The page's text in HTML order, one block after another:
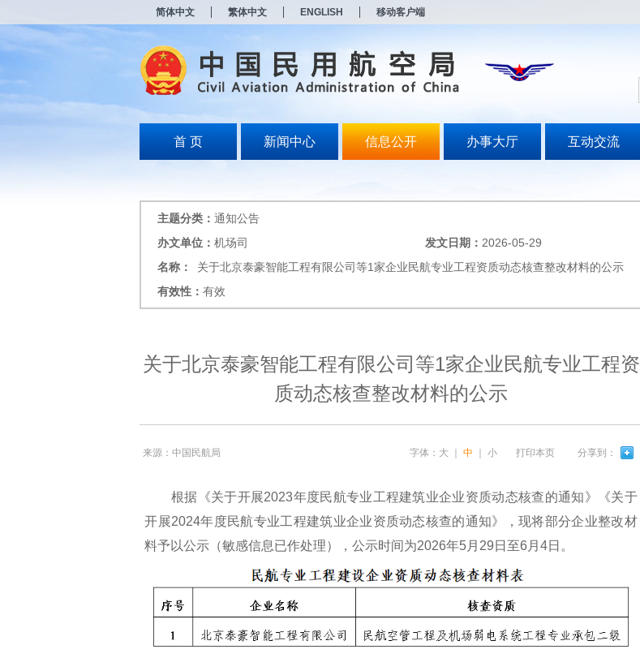
简体中文 繁体中文 ENGLISH 移动客户端
首 页 新闻中心 信息公开 办事大厅 互动交流
主题分类： 通知公告
办文单位： 机场司 发文日期： 2026-05-29
名称：
关于北京泰豪智能工程有限公司等1家企业民航专业工程资质动态核查整改材料的公示
有效性： 有效
关于北京泰豪智能工程有限公司等1家企业民航专业工程资
质动态核查整改材料的公示
来源：中国民航局 字体： 大 中 小 打印本页 分享到：
根据《关于开展2023年度民航专业工程建筑业企业资质动态核查的通知》《关于
开展2024年度民航专业工程建筑业企业资质动态核查的通知》，现将部分企业整改材
料予以公示（敏感信息已作处理），公示时间为2026年5月29日至6月4日。
打
无
障